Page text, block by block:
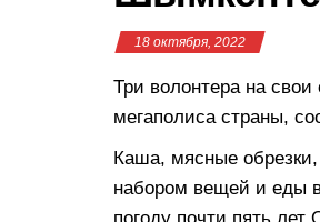
18 октября, 2022
Три волонтера на
мегаполиса страны,
Каша, мясные
набором вещей и еды
погоду почти пять